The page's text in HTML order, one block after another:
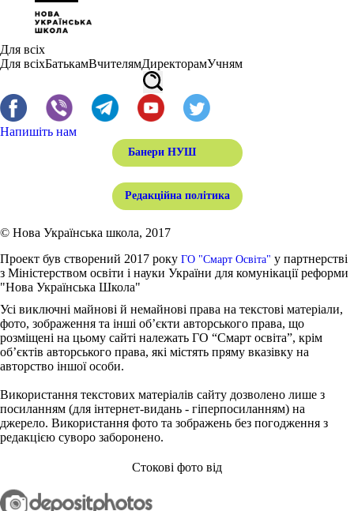
Для всіх
Для всіхБатькамВчителямДиректорамУчням
Напишіть нам
Банери НУШ
Редакційна політика
© Нова Українська школа, 2017
Проект був створений 2017 року ГО "Смарт Освіта" у партнерстві
з Міністерством освіти і науки України для комунікації реформи
"Нова Українська Школа"
Усі виключні майнові й немайнові права на текстові матеріали,
фото, зображення та інші об’єкти авторського права, що
розміщені на цьому сайті належать ГО “Смарт освіта”, крім
об’єктів авторського права, які містять пряму вказівку на
авторство іншої особи.
Використання текстових матеріалів сайту дозволено лише з
посиланням (для інтернет-видань - гіперпосиланням) на
джерело. Використання фото та зображень без погодження з
редакцією суворо заборонено.
Стокові фото від